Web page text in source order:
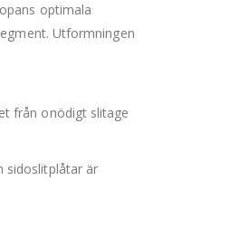
optimala
Utformningen
från onödigt slitage
sidoslitplåtar är